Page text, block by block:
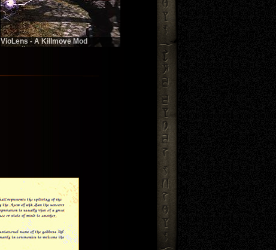
VioLens - A Killmove Mod